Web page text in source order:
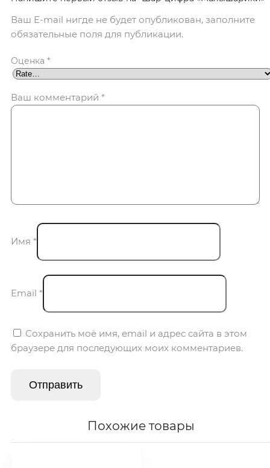
Ваш E-mail нигде не будет опубликован, заполните
обязательные поля для публикации.
Оценка *
Ваш комментарий *
Имя *
Email *
Сохранить моё имя, email и адрес сайта в этом
браузере для последующих моих комментариев.
Похожие товары